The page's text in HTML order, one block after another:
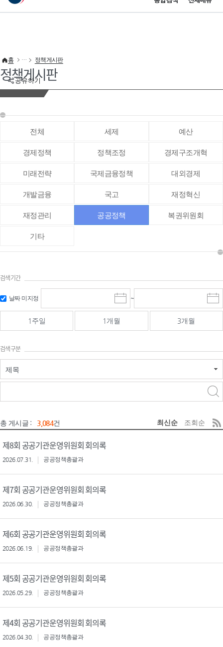
이 누리집은 대한민국 공식 전자정부 누리집입니다.
공유하기
홈 정책게시판
정책게시판
전체 세제 예산
경제정책 정책조정 경제구조개혁
미래전략 국제금융정책 대외경제
개발금융 국고 재정혁신
재정관리 공공정책 복권위원회
기타
검색기간
날짜 미지정
시
작
일
선
~
종
료
선
1주일 1개월 3개월
검색구분
제목
총 게시글 : 3,084건 최신순 조회순
제8회 공공기관운영위원회 회의록
2026.07.31. 공공정책총괄과
제7회 공공기관운영위원회 회의록
2026.06.30. 공공정책총괄과
제6회 공공기관운영위원회 회의록
2026.06.19. 공공정책총괄과
제5회 공공기관운영위원회 회의록
2026.05.29. 공공정책총괄과
제4회 공공기관운영위원회 회의록
2026.04.30. 공공정책총괄과